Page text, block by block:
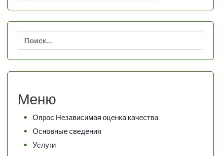
Найти:
Меню
Опрос Независимая оценка качества
Основные сведения
Услуги